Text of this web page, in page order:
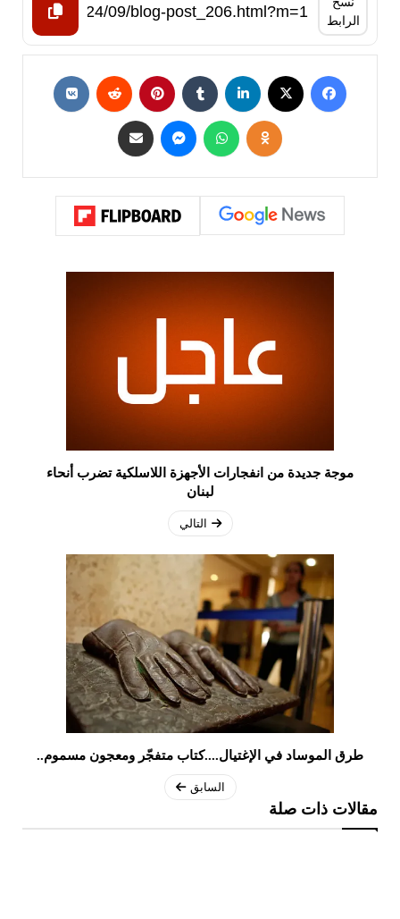
الرابط
موجة جديدة من انفجارات الأجهزة اللاسلكية تضرب أنحاء
لبنان
التالي
طرق الموساد في الإغتيال....كتاب متفجّر ومعجون مسموم..
السابق
مقالات ذات صلة